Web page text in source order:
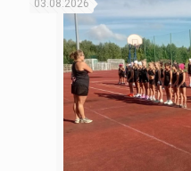
03.08.2026